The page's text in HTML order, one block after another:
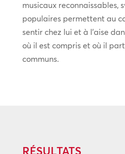
musicaux reconnaissables,
populaires permettent au
sentir chez lui et à l’aise
où il est compris et où il
communs.
RÉSULTATS